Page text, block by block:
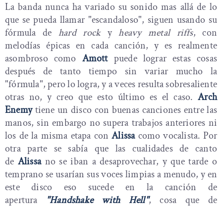
La banda nunca ha variado su sonido mas allá de lo
que se pueda llamar "escandaloso", siguen usando su
fórmula de hard rock y heavy metal riffs, con
melodías épicas en cada canción, y es realmente
asombroso como Amott puede lograr estas cosas
después de tanto tiempo sin variar mucho la
"fórmula", pero lo logra, y a veces resulta sobresaliente
otras no, y creo que esto último es el caso. Arch
Enemy tiene un disco con buenas canciones entre las
manos, sin embargo no supera trabajos anteriores ni
los de la misma etapa con Alissa como vocalista. Por
otra parte se sabía que las cualidades de canto
de Alissa no se iban a desaprovechar, y que tarde o
temprano se usarían sus voces limpias a menudo, y en
este disco eso sucede en la canción de
apertura
"Handshake with Hell", cosa que de